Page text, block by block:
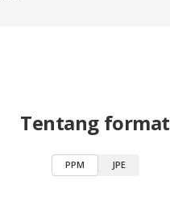
Tentang format
PPM JPE